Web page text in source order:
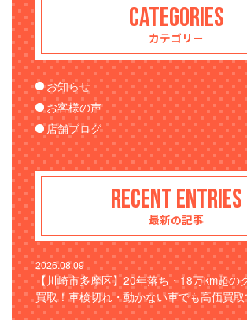
CATEGORIES
カテゴリー
お知らせ
お客様の声
店舗ブログ
RECENT ENTRIES
最新の記事
2026.08.09
【川崎市多摩区】20年落ち・18万km超の
買取！車検切れ・動かない車でも高価買